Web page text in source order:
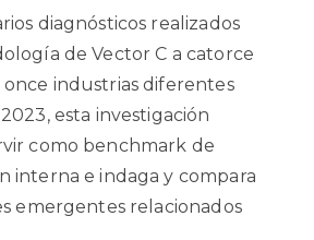
diagnósticos realizados
de Vector C a catorce
once industrias diferentes
esta investigación
como benchmark de
interna e indaga y compara
emergentes relacionados